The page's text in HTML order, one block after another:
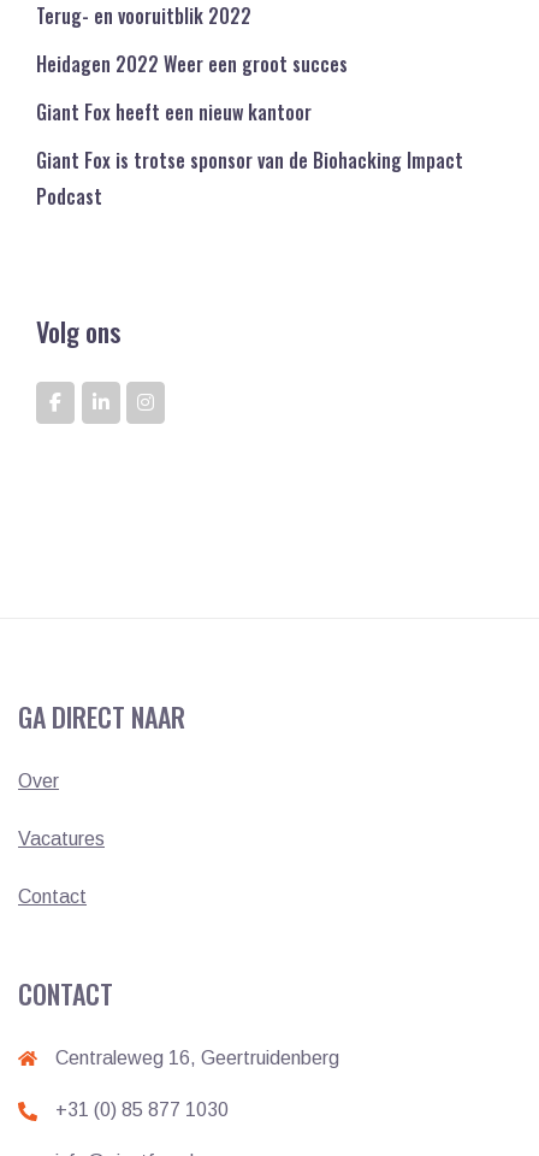
Terug- en vooruitblik 2022
Heidagen 2022 Weer een groot succes
Giant Fox heeft een nieuw kantoor
Giant Fox is trotse sponsor van de Biohacking Impact
Podcast
Volg ons
GA DIRECT NAAR
Over
Vacatures
Contact
CONTACT
Centraleweg 16, Geertruidenberg
+31 (0) 85 877 1030